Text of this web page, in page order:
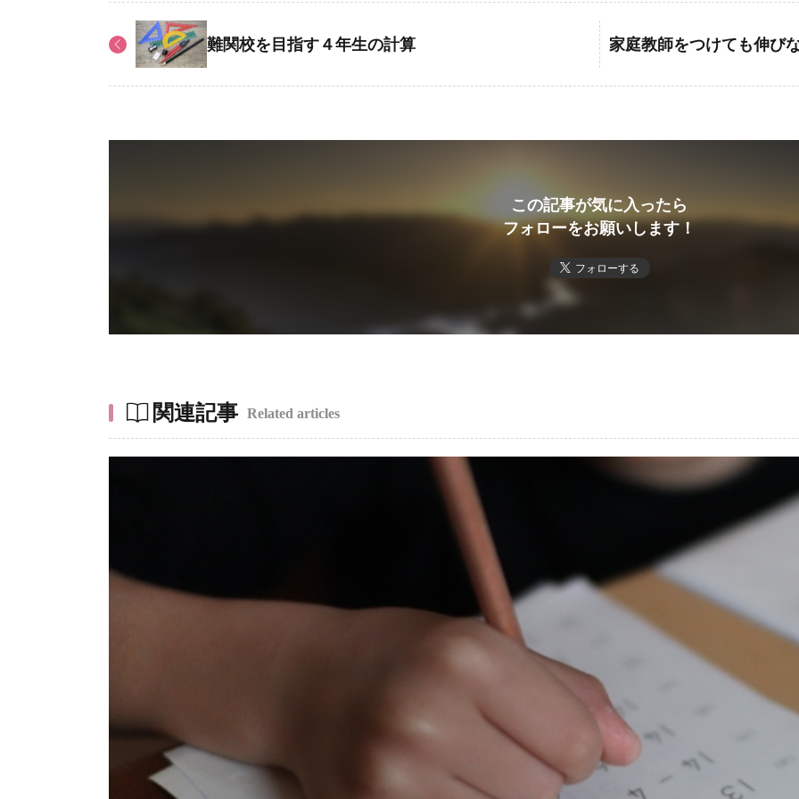
難関校を目指す４年生の計算 家庭教師をつけても伸び
この記事が気に入ったら
フォローをお願いします！
フォローする
関連記事 Related articles